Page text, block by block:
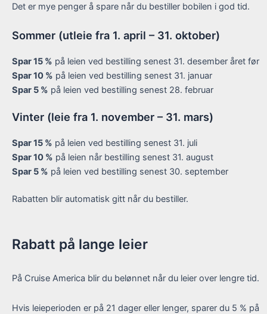
Det er mye penger å spare når du bestiller bobilen i god tid.
Sommer (utleie fra 1. april – 31. oktober)
Spar 15 % på leien ved bestilling senest 31. desember året før
Spar 10 % på leien ved bestilling senest 31. januar
Spar 5 % på leien ved bestilling senest 28. februar
Vinter (leie fra 1. november – 31. mars)
Spar 15 % på leien ved bestilling senest 31. juli
Spar 10 % på leien når bestilling senest 31. august
Spar 5 % på leien ved bestilling senest 30. september
Rabatten blir automatisk gitt når du bestiller.
Rabatt på lange leier
På Cruise America blir du belønnet når du leier over lengre tid.
Hvis leieperioden er på 21 dager eller lenger, sparer du 5 % på